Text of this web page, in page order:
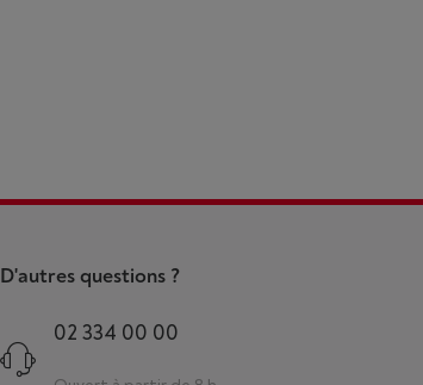
D'autres questions ?
02 334 00 00